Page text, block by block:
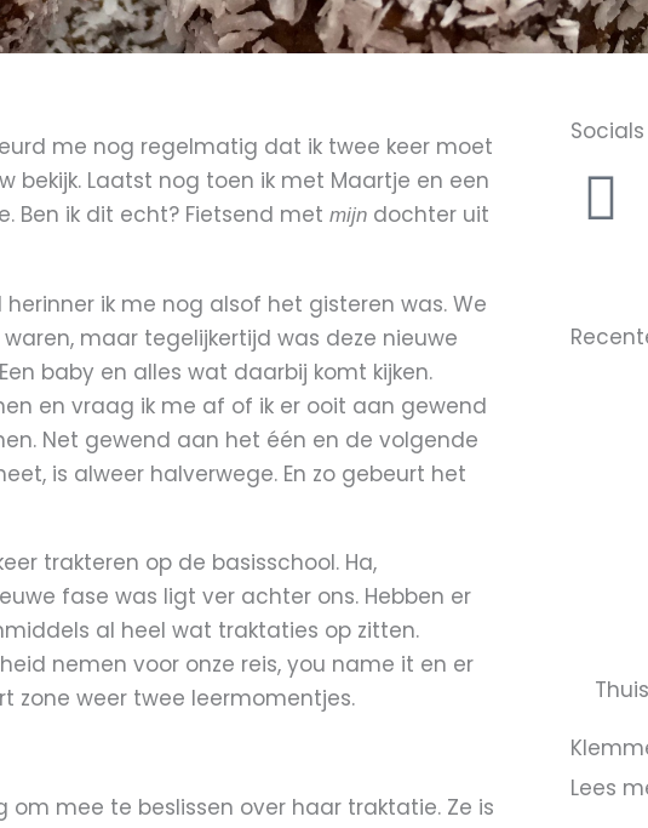
me nog regelmatig dat ik twee keer moet
bekijk. Laatst nog toen ik met Maartje en een
Ben ik dit echt? Fietsend met mijn dochter uit
ik me nog alsof het gisteren was. We
maar tegelijkertijd was deze nieuwe
baby en alles wat daarbij komt kijken.
en vraag ik me af of ik er ooit aan gewend
Net gewend aan het één en de volgende
is alweer halverwege. En zo gebeurt het
trakteren op de basisschool. Ha,
fase was ligt ver achter ons. Hebben er
al heel wat traktaties op zitten.
nemen voor onze reis, you name it en er
zone weer twee leermomentjes.
mee te beslissen over haar traktatie. Ze is
Socials
F
c
Thuis
Lees